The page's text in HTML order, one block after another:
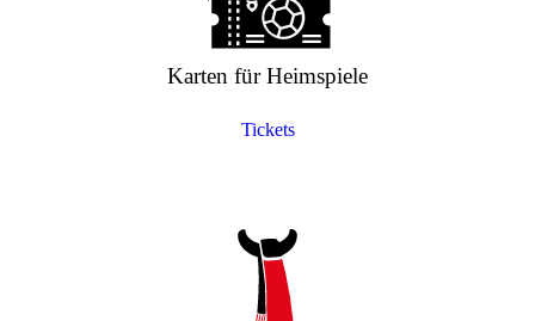
Karten für Heimspiele
Tickets